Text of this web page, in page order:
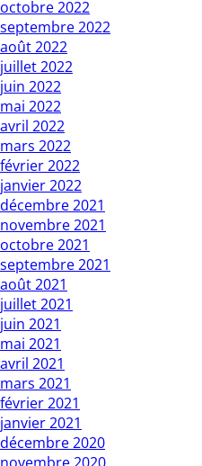
octobre 2022
septembre 2022
août 2022
juillet 2022
juin 2022
mai 2022
avril 2022
mars 2022
février 2022
janvier 2022
décembre 2021
novembre 2021
octobre 2021
septembre 2021
août 2021
juillet 2021
juin 2021
mai 2021
avril 2021
mars 2021
février 2021
janvier 2021
décembre 2020